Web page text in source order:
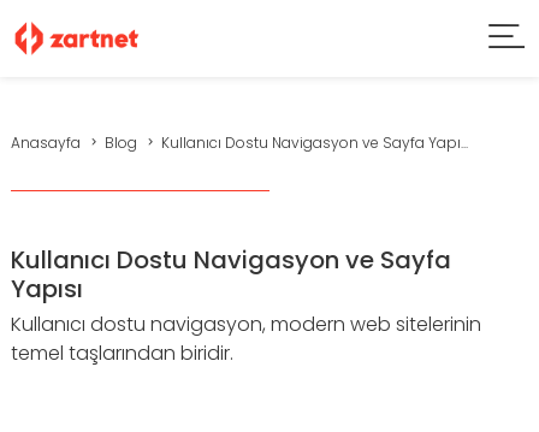
Anasayfa Blog Kullanıcı Dostu Navigasyon ve Sayfa Yapı...
Kullanıcı Dostu Navigasyon ve Sayfa
Yapısı
Kullanıcı dostu navigasyon, modern web sitelerinin
temel taşlarından biridir.